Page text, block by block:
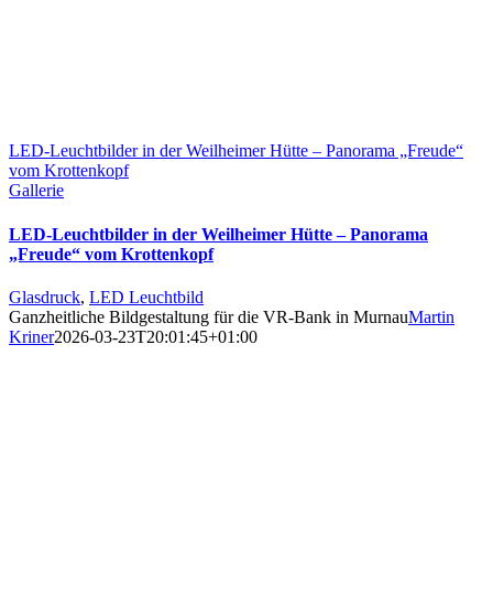
LED-Leuchtbilder in der Weilheimer Hütte – Panorama „Freude“
vom Krottenkopf
Gallerie
LED-Leuchtbilder in der Weilheimer Hütte – Panorama
„Freude“ vom Krottenkopf
Glasdruck, LED Leuchtbild
Ganzheitliche Bildgestaltung für die VR-Bank in MurnauMartin
Kriner2026-03-23T20:01:45+01:00